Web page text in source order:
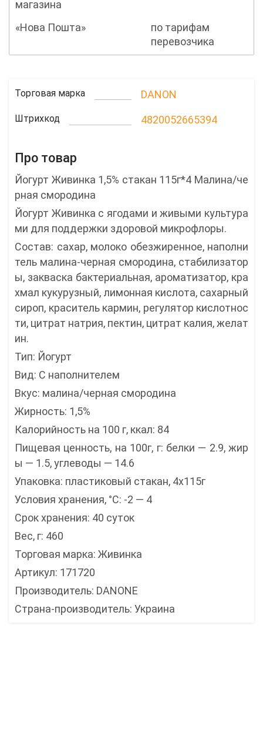
магазина
«Нова Пошта»
по тарифам
перевозчика
Торговая марка DANON
Штрихкод 4820052665394
Про товар
Йогурт Живинка 1,5% стакан 115г*4 Малина/че
рная смородина
Йогурт Живинка с ягодами и живыми культура
ми для поддержки здоровой микрофлоры.
Состав: сахар, молоко обезжиренное, наполни
тель малина-черная смородина, стабилизатор
ы, закваска бактериальная, ароматизатор, кра
хмал кукурузный, лимонная кислота, сахарный
сироп, краситель кармин, регулятор кислотнос
ти, цитрат натрия, пектин, цитрат калия, желат
ин.
Тип: Йогурт
Вид: С наполнителем
Вкус: малина/черная смородина
Жирность: 1,5%
Калорийность на 100 г, ккал: 84
Пищевая ценность, на 100г, г: белки — 2.9, жир
ы — 1.5, углеводы — 14.6
Упаковка: пластиковый стакан, 4x115г
Условия хранения, °C: -2 — 4
Срок хранения: 40 суток
Вес, г: 460
Торговая марка: Живинка
Артикул: 171720
Производитель: DANONE
Страна-производитель: Украина